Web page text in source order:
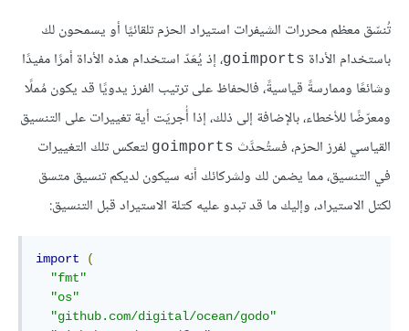
تُنسّق معظم محررات الشيفرات استيراد الحزم تلقائيًا أو يسمحون لك
باستخدام الأداة goimports، إذ يُعَدّ استخدام هذه الأداة أمرًا مفيدًا
وشائعًا وممارسةً قياسيةً، فالحفاظ على ترتيب الفرز يدويًا قد يكون مُملًا
ومعرّضًا للأخطاء، بالإضافة إلى ذلك، إذا أُجريَت أية تغييرات على التنسيق
القياسي لفرز الحزم، فستُحدَّث goimports لتعكس تلك التغييرات
في التنسيق، مما يضمن لك ولشركائك أنه سيكون لديكم تنسيق متسق
لكتل الاستيراد، وإليك ما قد تبدو عليه كتلة الاستيراد قبل التنسيق:
import
(
"fmt"
"os"
"github.com/digital/ocean/godo"